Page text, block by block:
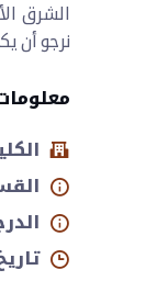
الشرق
نرجو أن